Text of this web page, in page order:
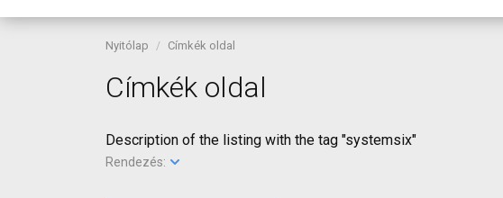
Nyitólap Címkék oldal
Címkék oldal
Description of the listing with the tag "systemsix"
Rendezés: